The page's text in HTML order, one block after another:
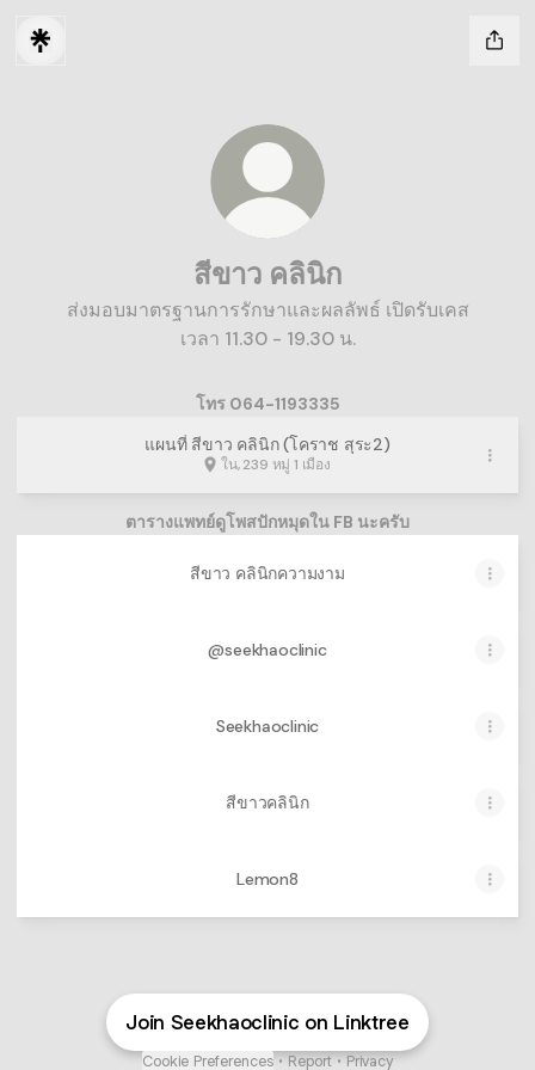
สีขาว คลินิก
ส่งมอบมาตรฐานการรักษาและผลลัพธ์ เปิดรับเคส
เวลา 11.30 - 19.30 น.
โทร 064-1193335
แผนที่ สีขาว คลินิก (โคราช สุระ2)
ใน, 239 หมู่ 1 เมือง
ตารางแพทย์ดูโพสปักหมุดใน FB นะครับ
สีขาว คลินิกความงาม
@seekhaoclinic
Seekhaoclinic
สีขาวคลินิก
Lemon8
Join Seekhaoclinic on Linktree
Cookie Preferences • Report • Privacy